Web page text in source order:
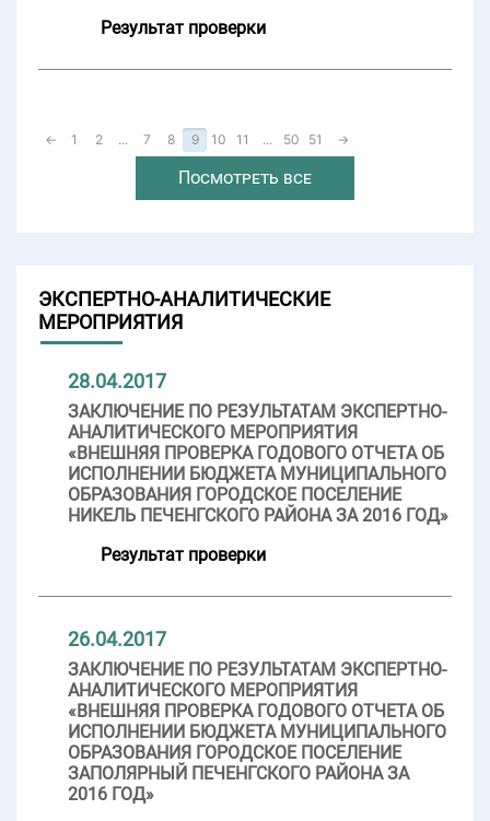
Результат проверки
← 1 2 ... 7 8 9 10 11 ... 50 51 →
Посмотреть все
ЭКСПЕРТНО-АНАЛИТИЧЕСКИЕ
МЕРОПРИЯТИЯ
28.04.2017
ЗАКЛЮЧЕНИЕ ПО РЕЗУЛЬТАТАМ ЭКСПЕРТНО-
АНАЛИТИЧЕСКОГО МЕРОПРИЯТИЯ
«ВНЕШНЯЯ ПРОВЕРКА ГОДОВОГО ОТЧЕТА ОБ
ИСПОЛНЕНИИ БЮДЖЕТА МУНИЦИПАЛЬНОГО
ОБРАЗОВАНИЯ ГОРОДСКОЕ ПОСЕЛЕНИЕ
НИКЕЛЬ ПЕЧЕНГСКОГО РАЙОНА ЗА 2016 ГОД»
Результат проверки
26.04.2017
ЗАКЛЮЧЕНИЕ ПО РЕЗУЛЬТАТАМ ЭКСПЕРТНО-
АНАЛИТИЧЕСКОГО МЕРОПРИЯТИЯ
«ВНЕШНЯЯ ПРОВЕРКА ГОДОВОГО ОТЧЕТА ОБ
ИСПОЛНЕНИИ БЮДЖЕТА МУНИЦИПАЛЬНОГО
ОБРАЗОВАНИЯ ГОРОДСКОЕ ПОСЕЛЕНИЕ
ЗАПОЛЯРНЫЙ ПЕЧЕНГСКОГО РАЙОНА ЗА
2016 ГОД»